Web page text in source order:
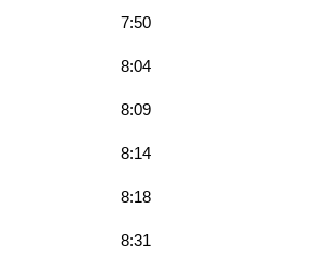
7:50
8:04
8:09
8:14
8:18
8:31